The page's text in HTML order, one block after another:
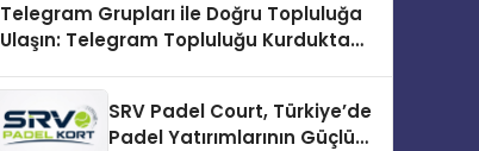
Telegram Grupları ile Doğru Topluluğa
Ulaşın: Telegram Topluluğu Kurduktan
SRV Padel Court, Türkiye’de
Padel Yatırımlarının Güçlü